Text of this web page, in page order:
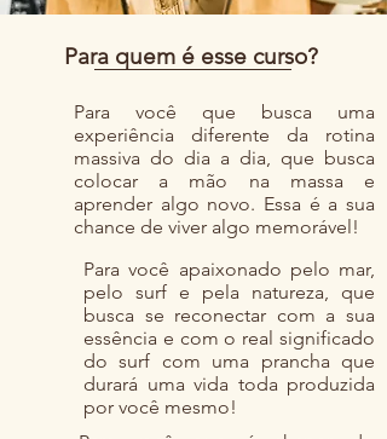
Para quem é esse curso?
Para você que busca uma
experiência diferente da rotina
massiva do dia a dia, que busca
colocar a mão na massa e
aprender algo novo. Essa é a sua
chance de viver algo memorável!
Para você apaixonado pelo mar,
pelo surf e pela natureza, que
busca se reconectar com a sua
essência e com o real significado
do surf com uma prancha que
durará uma vida toda produzida
por você mesmo!